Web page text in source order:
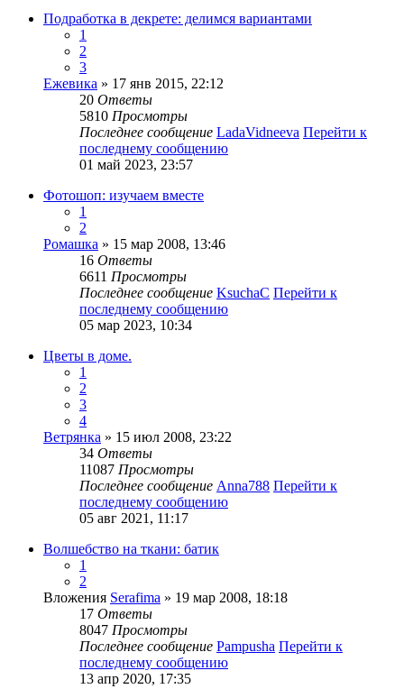
Подработка в декрете: делимся вариантами
1
2
3
Ежевика » 17 янв 2015, 22:12
20 Ответы
5810 Просмотры
Последнее сообщение LadaVidneeva Перейти к
последнему сообщению
01 май 2023, 23:57
Фотошоп: изучаем вместе
1
2
Ромашка » 15 мар 2008, 13:46
16 Ответы
6611 Просмотры
Последнее сообщение KsuchaC Перейти к
последнему сообщению
05 мар 2023, 10:34
Цветы в доме.
1
2
3
4
Ветрянка » 15 июл 2008, 23:22
34 Ответы
11087 Просмотры
Последнее сообщение Anna788 Перейти к
последнему сообщению
05 авг 2021, 11:17
Волшебство на ткани: батик
1
2
Вложения Serafima » 19 мар 2008, 18:18
17 Ответы
8047 Просмотры
Последнее сообщение Pampusha Перейти к
последнему сообщению
13 апр 2020, 17:35